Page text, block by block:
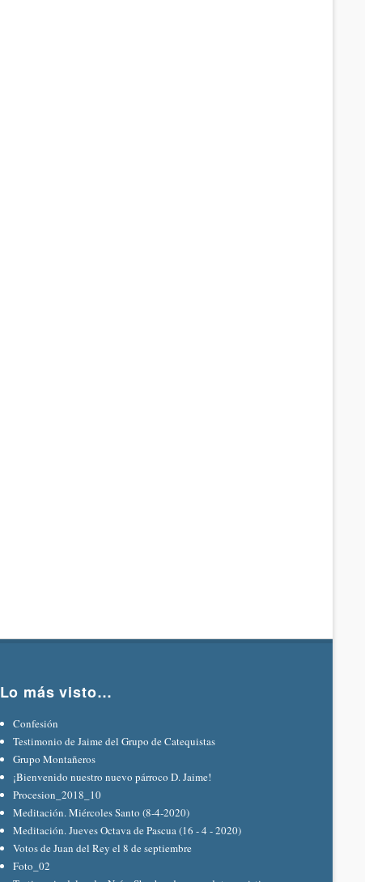
Lo más visto…
Confesión
Testimonio de Jaime del Grupo de Catequistas
Grupo Montañeros
¡Bienvenido nuestro nuevo párroco D. Jaime!
Procesion_2018_10
Meditación. Miércoles Santo (8-4-2020)
Meditación. Jueves Octava de Pascua (16 - 4 - 2020)
Votos de Juan del Rey el 8 de septiembre
Foto_02